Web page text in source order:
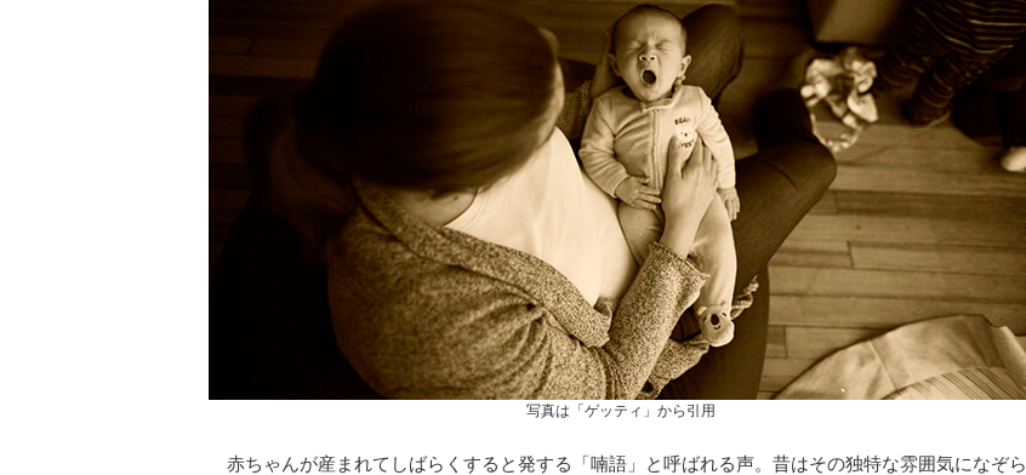
写真は「ゲッティ」から引用
赤ちゃんが産まれてしばらくすると発する「喃語」と呼ばれる声。昔はその独特な雰囲気になぞら